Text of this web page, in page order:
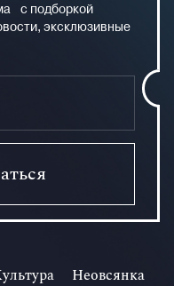
с подборкой
эксклюзивные
Неовсянка